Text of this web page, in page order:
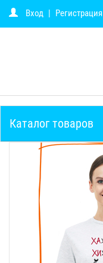
Вход | Регистрация
Каталог товаров